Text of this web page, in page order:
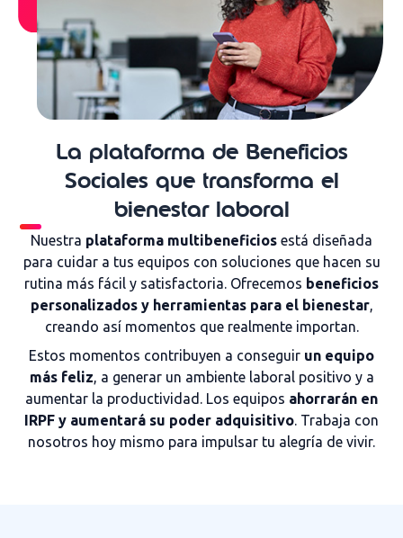
La plataforma de Beneficios
Sociales que transforma el
bienestar laboral
Nuestra plataforma multibeneficios está diseñada
para cuidar a tus equipos con soluciones que hacen su
rutina más fácil y satisfactoria. Ofrecemos beneficios
personalizados y herramientas para el bienestar,
creando así momentos que realmente importan.
Estos momentos contribuyen a conseguir un equipo
más feliz, a generar un ambiente laboral positivo y a
aumentar la productividad. Los equipos ahorrarán en
IRPF y aumentará su poder adquisitivo. Trabaja con
nosotros hoy mismo para impulsar tu alegría de vivir.